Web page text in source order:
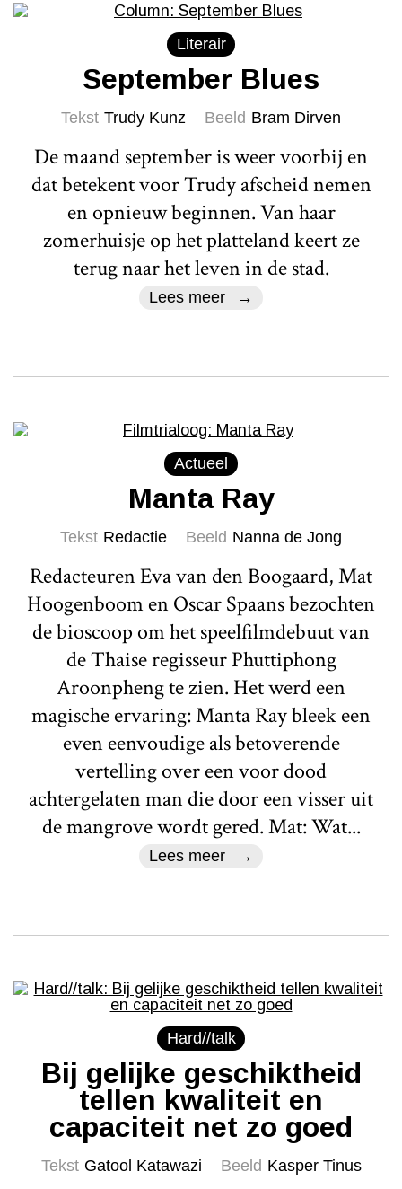
Literair
September Blues
Tekst Trudy Kunz Beeld Bram Dirven
De maand september is weer voorbij en
dat betekent voor Trudy afscheid nemen
en opnieuw beginnen. Van haar
zomerhuisje op het platteland keert ze
terug naar het leven in de stad.
Lees meer
Actueel
Manta Ray
Tekst Redactie Beeld Nanna de Jong
Redacteuren Eva van den Boogaard, Mat
Hoogenboom en Oscar Spaans bezochten
de bioscoop om het speelfilmdebuut van
de Thaise regisseur Phuttiphong
Aroonpheng te zien. Het werd een
magische ervaring: Manta Ray bleek een
even eenvoudige als betoverende
vertelling over een voor dood
achtergelaten man die door een visser uit
de mangrove wordt gered. Mat: Wat...
Lees meer
Hard//talk
Bij gelijke geschiktheid
tellen kwaliteit en
capaciteit net zo goed
Tekst Gatool Katawazi Beeld Kasper Tinus